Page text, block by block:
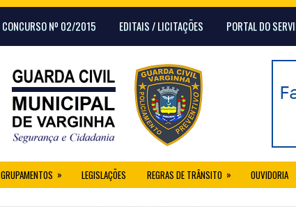
CONCURSO Nº 02/2015 EDITAIS / LICITAÇÕES PORTAL DO
GRUPAMENTOS » LEGISLAÇÕES REGRAS DE TRÂNSITO » OUVIDORIA